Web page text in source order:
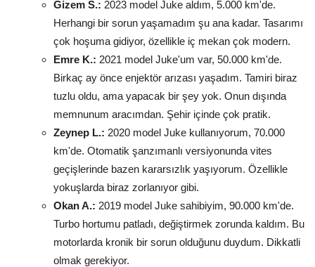
Gizem S.: 2023 model Juke aldım, 5.000 km'de.
Herhangi bir sorun yaşamadım şu ana kadar. Tasarımı
çok hoşuma gidiyor, özellikle iç mekan çok modern.
Emre K.: 2021 model Juke'um var, 50.000 km'de.
Birkaç ay önce enjektör arızası yaşadım. Tamiri biraz
tuzlu oldu, ama yapacak bir şey yok. Onun dışında
memnunum aracımdan. Şehir içinde çok pratik.
Zeynep L.: 2020 model Juke kullanıyorum, 70.000
km'de. Otomatik şanzımanlı versiyonunda vites
geçişlerinde bazen kararsızlık yaşıyorum. Özellikle
yokuşlarda biraz zorlanıyor gibi.
Okan A.: 2019 model Juke sahibiyim, 90.000 km'de.
Turbo hortumu patladı, değiştirmek zorunda kaldım. Bu
motorlarda kronik bir sorun olduğunu duydum. Dikkatli
olmak gerekiyor.